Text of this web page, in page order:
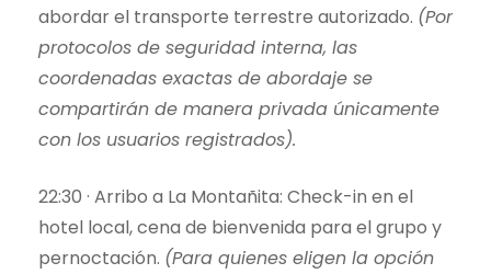
abordar el transporte terrestre autorizado. (Por
protocolos de seguridad interna, las
coordenadas exactas de abordaje se
compartirán de manera privada únicamente
con los usuarios registrados).
22:30 · Arribo a La Montañita: Check-in en el
hotel local, cena de bienvenida para el grupo y
pernoctación. (Para quienes eligen la opción